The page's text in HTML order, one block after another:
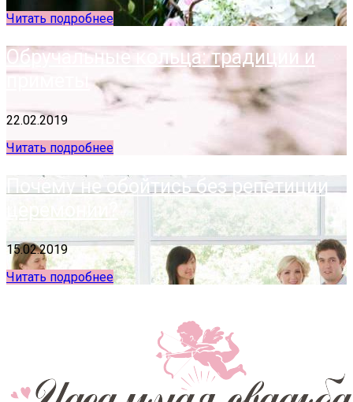
Читать подробнее
Обручальные кольца: традиции и
приметы
22.02.2019
Читать подробнее
Почему не обойтись без репетиции
церемонии?
15.02.2019
Читать подробнее